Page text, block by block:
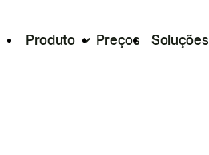
Produto Preços Soluções